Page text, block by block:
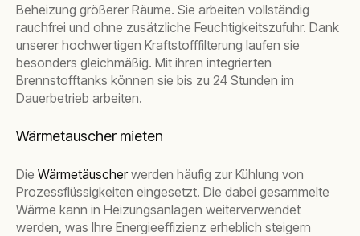
Beheizung größerer Räume. Sie arbeiten vollständig
rauchfrei und ohne zusätzliche Feuchtigkeitszufuhr. Dank
unserer hochwertigen Kraftstofffilterung laufen sie
besonders gleichmäßig. Mit ihren integrierten
Brennstofftanks können sie bis zu 24 Stunden im
Dauerbetrieb arbeiten.
Wärmetauscher mieten
Die Wärmetäuscherwerden häufig zur Kühlung von
Prozessflüssigkeiten eingesetzt. Die dabei gesammelte
Wärme kann in Heizungsanlagen weiterverwendet
werden, was Ihre Energieeffizienz erheblich steigern